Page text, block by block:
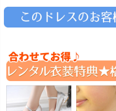
対応 七五三・発表会・記念撮影
予約 Web または お電話
ヘアメイク・着付け